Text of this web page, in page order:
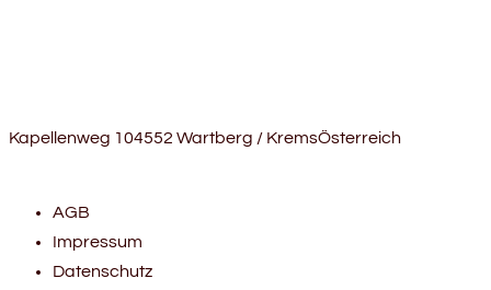
Kapellenweg 104552 Wartberg / KremsÖsterreich
AGB
Impressum
Datenschutz